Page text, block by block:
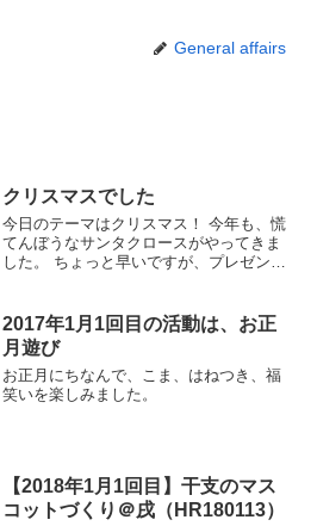
General affairs
クリスマスでした
今日のテーマはクリスマス！ 今年も、慌
てんぼうなサンタクロースがやってきま
した。 ちょっと早いですが、プレゼント
2017年1月1回目の活動は、お正
月遊び
お正月にちなんで、こま、はねつき、福
笑いを楽しみました。
【2018年1月1回目】干支のマス
コットづくり＠戌（HR180113）